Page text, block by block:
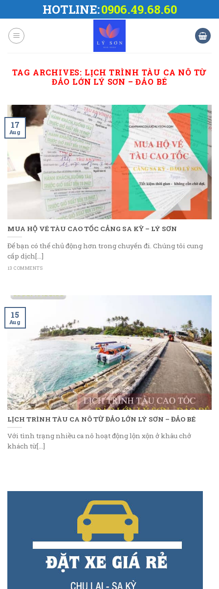
to
content
HOTLINE:0906.49.68.60
TAG ARCHIVES: LỊCH TRÌNH TÀU CA NÔ TỪ
ĐẢO LỚN LÝ SƠN – ĐẢO BÉ
MUA HỘ VÉ TÀU CAO TỐC CẢNG SA KỲ – LÝ SƠN
Để bạn có thể chủ động hơn trong chuyến đi. Chúng tôi cung
cấp dịch[...]
13 COMMENTS
17
Aug
LỊCH TRÌNH TÀU CA NÔ TỪ ĐẢO LỚN LÝ SƠN – ĐẢO BÉ
Với tình trạng nhiều ca nô hoạt động lộn xộn ở khâu chở
khách từ[...]
15
Aug